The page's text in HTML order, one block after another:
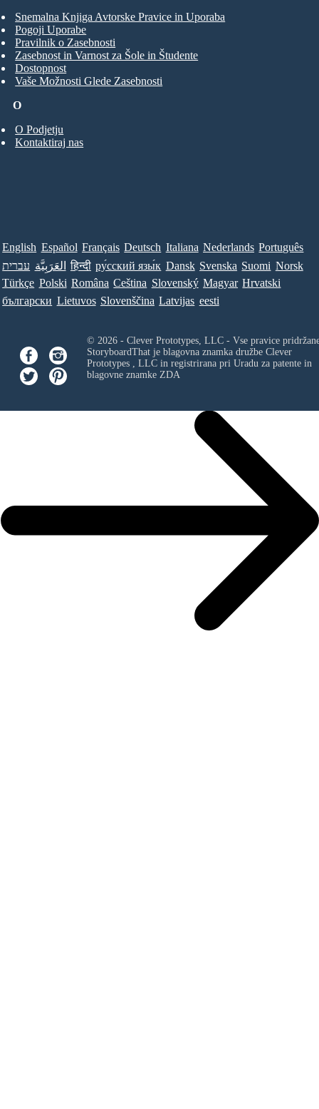
O
O Podjetju
Kontaktiraj nas
Snemalna Knjiga Avtorske Pravice in Uporaba
Pogoji Uporabe
Pravilnik o Zasebnosti
Zasebnost in Varnost za Šole in Študente
Dostopnost
Vaše Možnosti Glede Zasebnosti
English Español Français Deutsch Italiana Nederlands Português
עברית العَرَبِيَّة हिन्दी ру́сский язы́к Dansk Svenska Suomi Norsk
Türkçe Polski Româna Ceština Slovenský Magyar Hrvatski
български Lietuvos Slovenščina Latvijas eesti
© 2026 - Clever Prototypes, LLC - Vse pravice
StoryboardThat je blagovna znamka družbe Clever
Prototypes , LLCin registrirana pri Uradu za patente in
blagovne znamke ZDA